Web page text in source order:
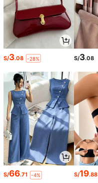
S/3.08 -28% S/3.08
S/66.71 -4% S/19.88